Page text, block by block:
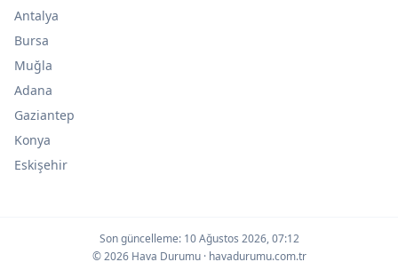
Antalya
Bursa
Muğla
Adana
Gaziantep
Konya
Eskişehir
Son güncelleme: 10 Ağustos 2026, 07:12
© 2026 Hava Durumu · havadurumu.com.tr